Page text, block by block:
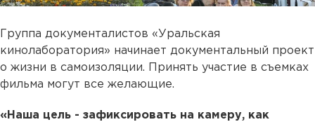
Группа документалистов «Уральская
кинолаборатория» начинает документальный проект
о жизни в самоизоляции. Принять участие в съемках
фильма могут все желающие.
«Наша цель - зафиксировать на камеру, как